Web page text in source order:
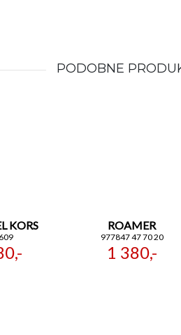
PODOBNE
KORS ROAMER
977847 47 70 20
1 380,-